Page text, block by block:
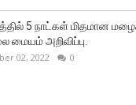
5 நாட்கள் மிதமான
மையம் அறிவிப்பு.
02, 2022 0